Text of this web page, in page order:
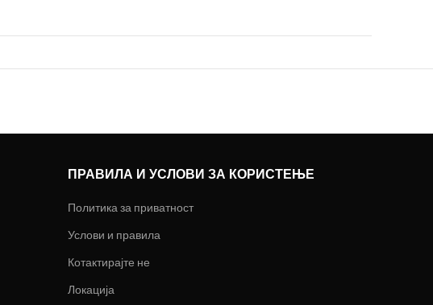
ПРАВИЛА И УСЛОВИ ЗА КОРИСТЕЊЕ
Политика за приватност
Услови и правила
Котактирајте не
Локација